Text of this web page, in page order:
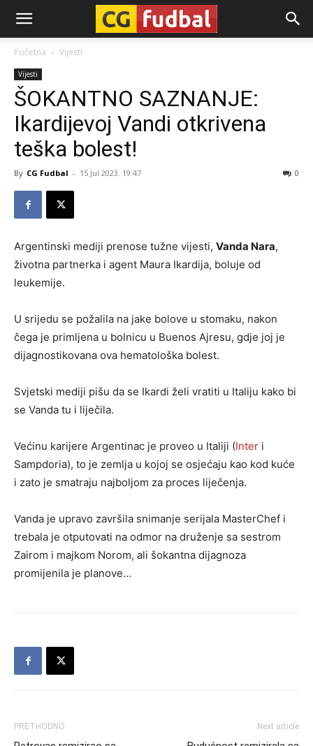
CG-
Fudbal
Početna Vijesti
Vijesti
ŠOKANTNO SAZNANJE:
Ikardijevoj Vandi otkrivena
teška bolest!
By CG Fudbal - 15 Jul 2023. 19:47 0
Argentinski mediji prenose tužne vijesti, Vanda Nara,
životna partnerka i agent Maura Ikardija, boluje od
leukemije.
U srijedu se požalila na jake bolove u stomaku, nakon
čega je primljena u bolnicu u Buenos Ajresu, gdje joj je
dijagnostikovana ova hematološka bolest.
Svjetski mediji pišu da se Ikardi želi vratiti u Italiju kako bi
se Vanda tu i liječila.
Većinu karijere Argentinac je proveo u Italiji (Inter i
Sampdoria), to je zemlja u kojoj se osjećaju kao kod kuće
i zato je smatraju najboljom za proces liječenja.
Vanda je upravo završila snimanje serijala MasterChef i
trebala je otputovati na odmor na druženje sa sestrom
Zairom i majkom Norom, ali šokantna dijagnoza
promijenila je planove…
PRETHODNO Next article